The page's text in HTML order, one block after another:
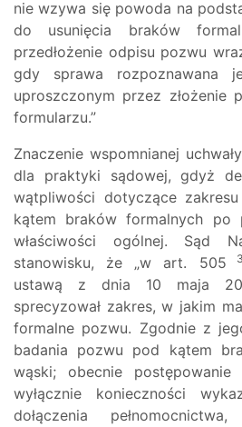
nie wzywa się powoda na
do usunięcia braków
przedłożenie odpisu pozwu
gdy sprawa rozpoznawana
uproszczonym przez złożenie
formularzu.”
Znaczenie wspomnianej
dla praktyki sądowej, gdyż
wątpliwości dotyczące
kątem braków formalnych po
właściwości ogólnej. Sąd
stanowisku, że „w art. 505
ustawą z dnia 10 maja
sprecyzował zakres, w jakim
formalne pozwu. Zgodnie z
badania pozwu pod kątem
wąski; obecnie
wyłącznie konieczności
dołączenia